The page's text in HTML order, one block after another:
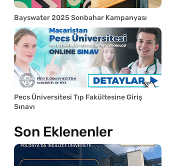
Bayswater 2025 Sonbahar Kampanyası
Pecs Üniversitesi Tıp Fakültesine Giriş
Sınavı
Son Eklenenler